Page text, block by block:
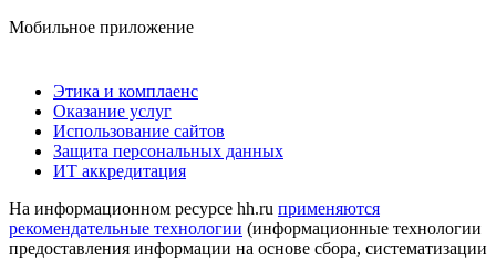
Мобильное приложение
Этика и комплаенс
Оказание услуг
Использование сайтов
Защита персональных данных
ИТ аккредитация
На информационном ресурсе hh.ru применяются
рекомендательные технологии (информационные технологии
предоставления информации на основе сбора, систематизации